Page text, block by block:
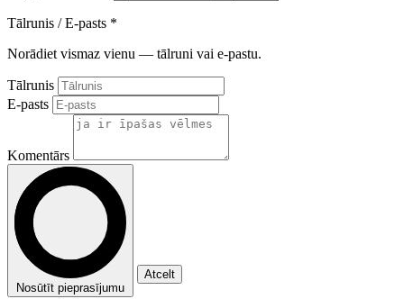
Tālrunis / E-pasts *
Norādiet vismaz vienu — tālruni vai e-pastu.
Tālrunis
E-pasts
Komentārs
Nosūtīt pieprasījumu
Atcelt